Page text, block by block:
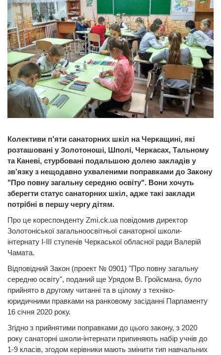
Колективи п’яти санаторних шкіл на Черкащині, які
розташовані у Золотоноші, Шполі, Черкасах, Тальному
та Каневі, стурбовані подальшою долею закладів у
зв’язку з нещодавно ухваленими поправками до Закону
"Про повну загальну середню освіту". Вони хочуть
зберегти статус санаторних шкіл, адже такі заклади
потрібні в першу чергу дітям.
Про це кореспонденту Zmi.ck.ua повідомив директор
Золотоніської загальноосвітньої санаторної школи-
інтернату І-ІІІ ступенів Черкаської обласної ради Валерій
Чамата.
Відповідний Закон (проект № 0901) "Про повну загальну
середню освіту", поданий ще Урядом В. Гройсмана, було
прийнято в другому читанні та в цілому з техніко-
юридичними правками на ранковому засіданні Парламенту
16 січня 2020 року.
Згідно з прийнятими поправками до цього закону, з 2020
року санаторні школи-інтернати припиняють набір учнів до
1-9 класів, згодом керівники мають змінити тип навчальних